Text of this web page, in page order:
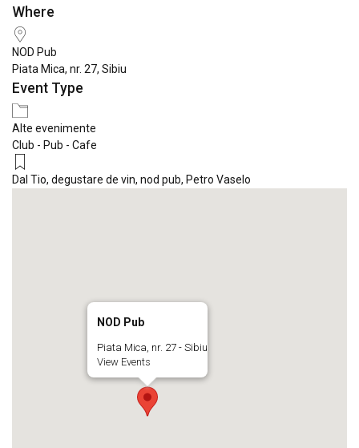
Download ICS
Where
NOD Pub
Piata Mica, nr. 27, Sibiu
Event Type
Alte evenimente
Club - Pub - Cafe
Dal Tio, degustare de vin, nod pub, Petro Vaselo
NOD Pub
Piata Mica, nr. 27 - Sibiu
View Events